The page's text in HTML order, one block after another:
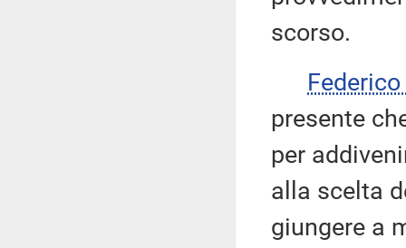
scorso.
Federico
presente
per
alla scelta
giungere a